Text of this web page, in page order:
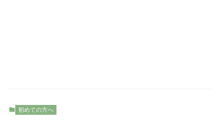
初めての方へ